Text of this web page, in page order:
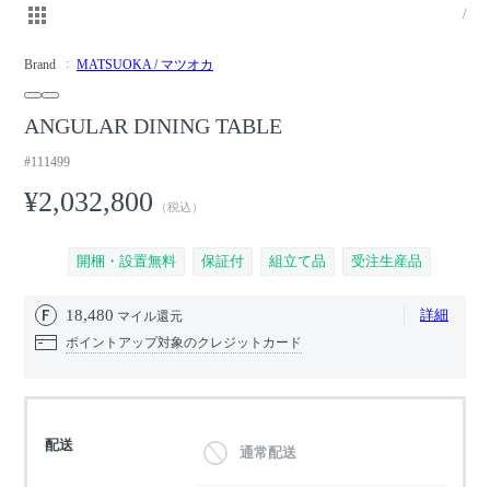
/
Brand MATSUOKA / マツオカ
ANGULAR DINING TABLE
#111499
¥2,032,800 （税込）
開梱・設置無料 保証付 組立て品 受注生産品
18,480 マイル還元 詳細
ポイントアップ対象のクレジットカード
配送 通常配送